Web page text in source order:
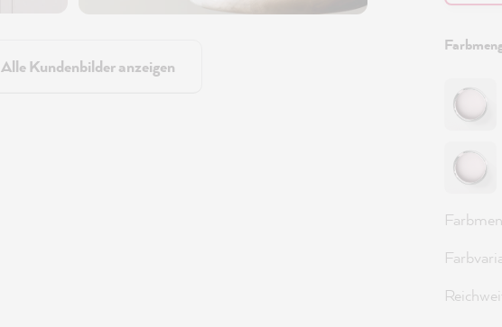
Alle Kundenbilder anzeigen